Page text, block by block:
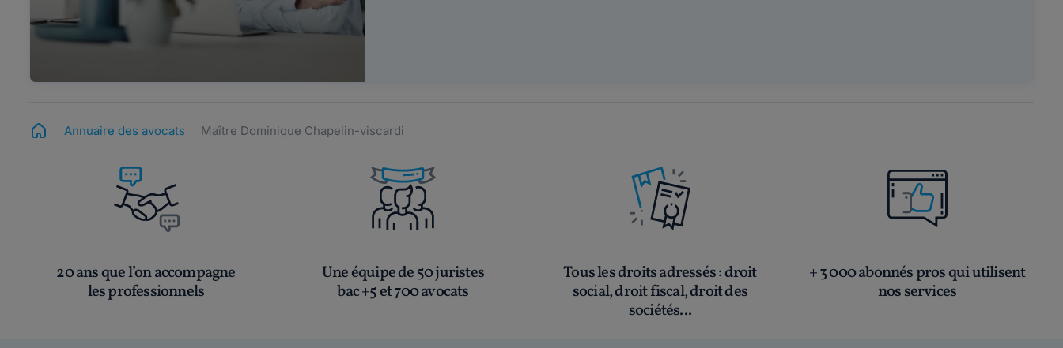
Annuaire des avocats Maître Dominique Chapelin-viscardi
20 ans que l’on accompagne
les professionnels
Une équipe de 50 juristes
bac +5 et 700 avocats
Tous les droits adressés: droit
social, droit fiscal, droit des
sociétés...
+ 3 000 abonnés pros qui utilisent
nos services